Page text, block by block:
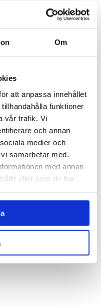
Om
att anpassa innehållet
funktioner
vår trafik. Vi
och annan
medier och
samarbetar med.
med annan
eller som de har
i sina studier
som
till det förstnämnda
fond
på basis av en
år 1974.
studier. I första hand
i grundskolan i Bötom
elever från andra orter